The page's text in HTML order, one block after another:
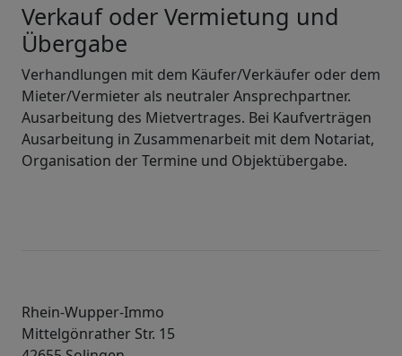
Verkauf oder Vermietung und
Übergabe
Verhandlungen mit dem Käufer/Verkäufer oder dem
Mieter/Vermieter als neutraler Ansprechpartner.
Ausarbeitung des Mietvertrages. Bei Kaufverträgen
Ausarbeitung in Zusammenarbeit mit dem Notariat,
Organisation der Termine und Objektübergabe.
Rhein-Wupper-Immo
Mittelgönrather Str. 15